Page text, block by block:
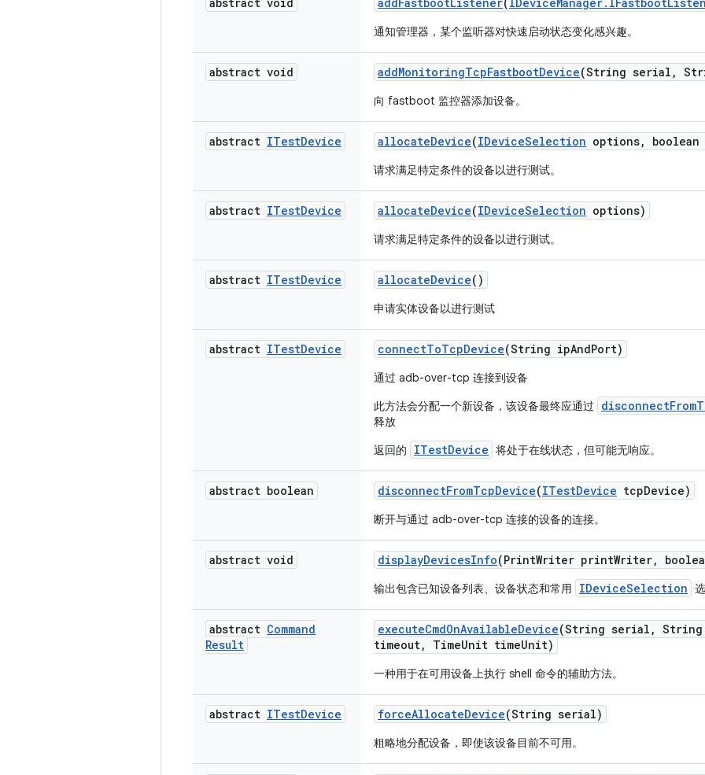
通知管理器，某个监听器对快速启动状态变化感兴趣。
abstract void addMonitoringTcpFastbootDevice(String serial ,
向 fastboot 监控器添加设备。
abstract ITestDevice allocateDevice(IDeviceSelection options,
请求满足特定条件的设备以进行测试。
abstract ITestDevice allocateDevice(IDeviceSelection options)
请求满足特定条件的设备以进行测试。
abstract ITestDevice allocateDevice()
申请实体设备以进行测试
abstract ITestDevice connectToTcpDevice(String ipAndPort)
通过 adb-over-tcp 连接到设备
此方法会分配一个新设备，该设备最终应通过
释放
返回的
ITestDevice 将处于在线状态，但可能无响应。
abstract boolean disconnectFromTcpDevice(ITestDevice tcpDevice)
断开与通过 adb-over-tcp 连接的设备的连接。
abstract void displayDevicesInfo(PrintWriter printWriter,
输出包含已知设备列表、设备状态和常用 IDeviceSelection
abstract Command
Result
executeCmdOnAvailableDevice(String serial , String
timeout, TimeUnit timeUnit)
一种用于在可用设备上执行 shell 命令的辅助方法。
abstract ITestDevice forceAllocateDevice(String serial)
粗略地分配设备，即使该设备目前不可用。